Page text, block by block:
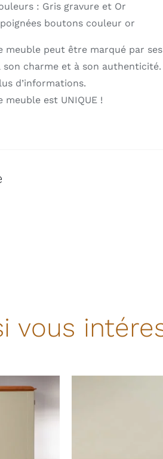
: Gris gravure et Or
boutons couleur or
meuble peut être marqué par
son charme et à son
d’informations.
meuble est UNIQUE !
vous